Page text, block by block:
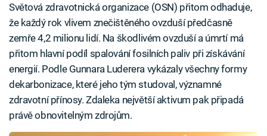
Světová zdravotnická organizace (OSN) přitom odhaduje,
že každý rok vlivem znečištěného ovzduší předčasně
zemře 4,2 milionu lidí. Na škodlivém ovzduší a úmrtí má
přitom hlavní podíl spalování fosilních paliv při získávání
energií. Podle Gunnara Luderera vykázaly všechny formy
dekarbonizace, které jeho tým studoval, významné
zdravotní přínosy. Zdaleka největší aktivum pak připadá
právě obnovitelným zdrojům.